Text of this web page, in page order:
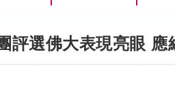
評選佛大表現亮眼